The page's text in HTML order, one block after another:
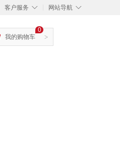
◇
客户服务 ◇
网站导航
>
0
我的购物车